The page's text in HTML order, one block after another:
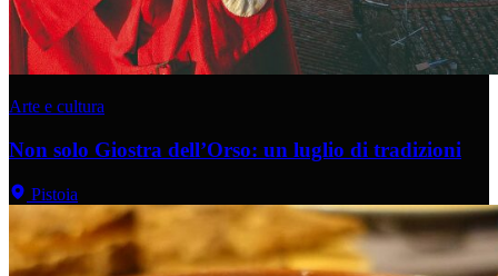
Arte e cultura
Non solo Giostra dell’Orso: un luglio di tradizioni
Pistoia